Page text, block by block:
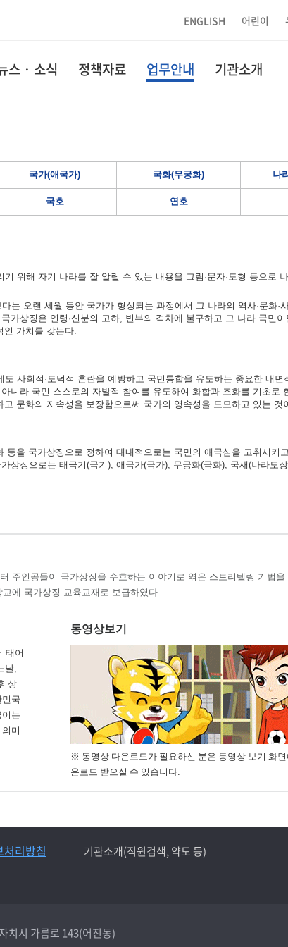
ENGLISH 어린이
스 · 소식 정책자료 업무안내 기관소개
국가(애국가) 국화(무궁화) 나
국호 연호
위해 자기 나라를 잘 알릴 수 있는 내용을 그림·문자·도형 등으로
는 오랜 세월 동안 국가가 형성되는 과정에서 그 나라의 역사·문화·
가상징은 연령·신분의 고하, 빈부의 격차에 불구하고 그 나라 국민
인 가치를 갖는다.
사회적·도덕적 혼란을 예방하고 국민통합을 유도하는 중요한 내면
니라 국민 스스로의 자발적 참여를 유도하여 화합과 조화를 기초로
문화의 지속성을 보장함으로써 국가의 영속성을 도모하고 있는 것
등을 국가상징으로 정하여 대내적으로는 국민의 애국심을 고취시키
상징으로는 태극기(국기), 애국가(국가), 무궁화(국화), 국새(나라도
주인공들이 국가상징을 수호하는 이야기로 엮은 스토리텔링 기법
에 국가상징 교육교재로 보급하였다.
태어
날,
상
국
는
미
동영상보기
※ 동영상 다운로드가 필요하신 분은 동영상 보기 화
운로드 받으실 수 있습니다.
처리방침
기관소개(직원검색, 약도 등)
치시 가름로 143(어진동)